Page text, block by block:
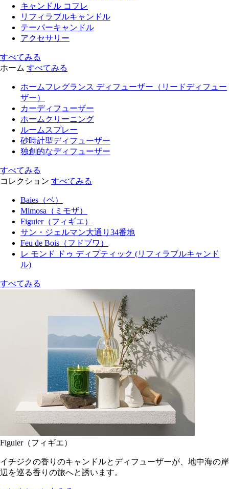
キャンドル コフレ
リフィラブルキャンドル
テーパーキャンドル
アクセサリー
すべてみる
ホーム すべてみる
ホームフレグランス ディフューザー（リードディフュー
ザー）
カーディフューザー
ホームクリーニング
ルームスプレー
砂時計型ディフューザー
独創的なディフューザー
すべてみる
コレクション すべてみる
Baies（ベ）
Mimosa（ミモザ）
Figuier（フィギエ）
サン・ジェルマン大通り34番地
Feu de Bois（フドブワ）
レ モンド ドゥ ディプティック (リフィラブルキャンド
ル)
すべてみる
Figuier（フィギエ）
イチジクの香りのキャンドルとディフューザーが、地中海の岸
辺を巡る香りの旅へと誘います。